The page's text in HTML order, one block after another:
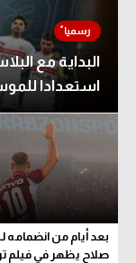
استعدادا
بعد أيام من انضمامه
صلاح يظهر في فيلم